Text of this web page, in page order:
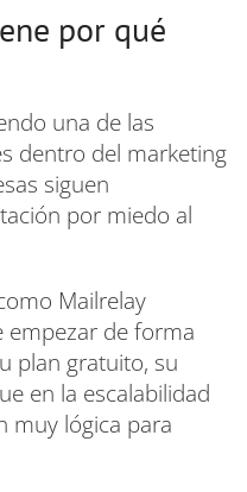
por qué
una de las
dentro del marketing
siguen
por miedo al
Mailrelay
empezar de forma
plan gratuito, su
en la escalabilidad
muy lógica para